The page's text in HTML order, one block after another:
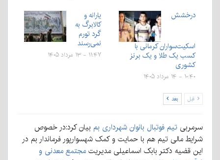
درخشش
اسکیت‌سواران کرمانی با
کسب یک طلا و یک برنز
کشوری
۱۰:۴۰ - ۱۴ مرداد ۱۴۰۵
یارانه و
کالابرگ به
گرد تورم
نمی‌رسند
۱۱:۴۷ - ۱۳ مرداد ۱۴۰۵
قبل بعد
سرمربی تیم فوتبال بانوان شهرداری بم بیان کرد:در خصوص
شرایط مالی تیم هم با حمایت و کمک شهسوارپور فرماندار بم در
این قضیه دکتر بابک اسماعیلی مدیریت مجتمع معدنی و